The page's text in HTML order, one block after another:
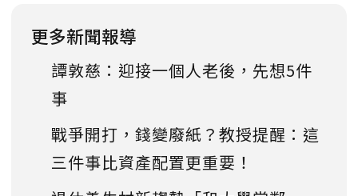
更多新聞報導
譚敦慈：迎接一個人老後，先想5件
事
戰爭開打，錢變廢紙？教授提醒：這
三件事比資產配置更重要！